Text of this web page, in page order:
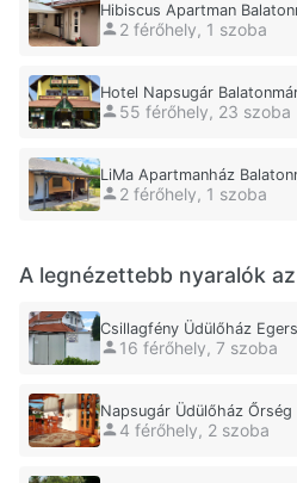
Hibiscus Apartman
2 férőhely, 1 szoba
Hotel Napsugár
55 férőhely, 23 szoba
LiMa Apartmanház
2 férőhely, 1 szoba
A legnézettebb nyaralók
Csillagfény Üdülőház
16 férőhely, 7 szoba
Napsugár Üdülőház
4 férőhely, 2 szoba